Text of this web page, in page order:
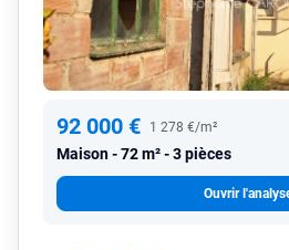
92 000 € 1 278 €/m²
Maison 72 m² - 3 pièces
Ouvrir